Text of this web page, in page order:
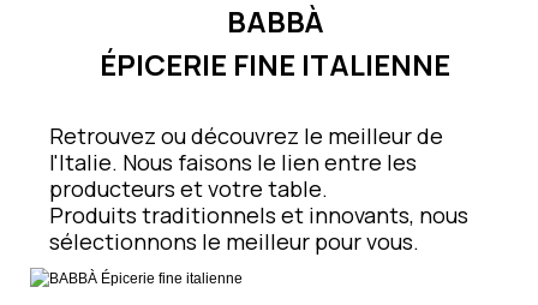
BABBÀ
ÉPICERIE FINE ITALIENNE
Retrouvez ou découvrez le meilleur de
l'Italie. Nous faisons le lien entre les
producteurs et votre table.
Produits traditionnels et innovants, nous
sélectionnons le meilleur pour vous.